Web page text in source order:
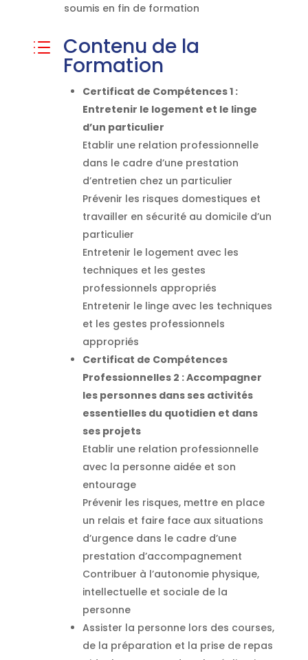
soumis en fin de formation
d Contenu de la
Formation
Certificat de Compétences 1 :
Entretenir le logement et le linge
d’un particulier
Etablir une relation professionnelle
dans le cadre d’une prestation
d’entretien chez un particulier
Prévenir les risques domestiques et
travailler en sécurité au domicile d’un
particulier
Entretenir le logement avec les
techniques et les gestes
professionnels appropriés
Entretenir le linge avec les techniques
et les gestes professionnels
appropriés
Certificat de Compétences
Professionnelles 2 : Accompagner
les personnes dans ses activités
essentielles du quotidien et dans
ses projets
Etablir une relation professionnelle
avec la personne aidée et son
entourage
Prévenir les risques, mettre en place
un relais et faire face aux situations
d’urgence dans le cadre d’une
prestation d’accompagnement
Contribuer à l’autonomie physique,
intellectuelle et sociale de la
personne
Assister la personne lors des courses,
de la préparation et la prise de repas